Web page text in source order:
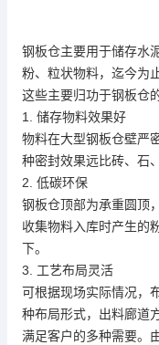
钢板仓主要用于储存水
粉、粒状物料，迄今为
这些主要归功于钢板仓
1. 储存物料效果好
物料在大型钢板仓壁严
种密封效果远比砖、石
2. 低碳环保
钢板仓顶部为承重圆顶
收集物料入库时产生的
下。
3. 工艺布局灵活
可根据现场实际情况，
种布局形式，出料廊道
满足客户的多种需要。